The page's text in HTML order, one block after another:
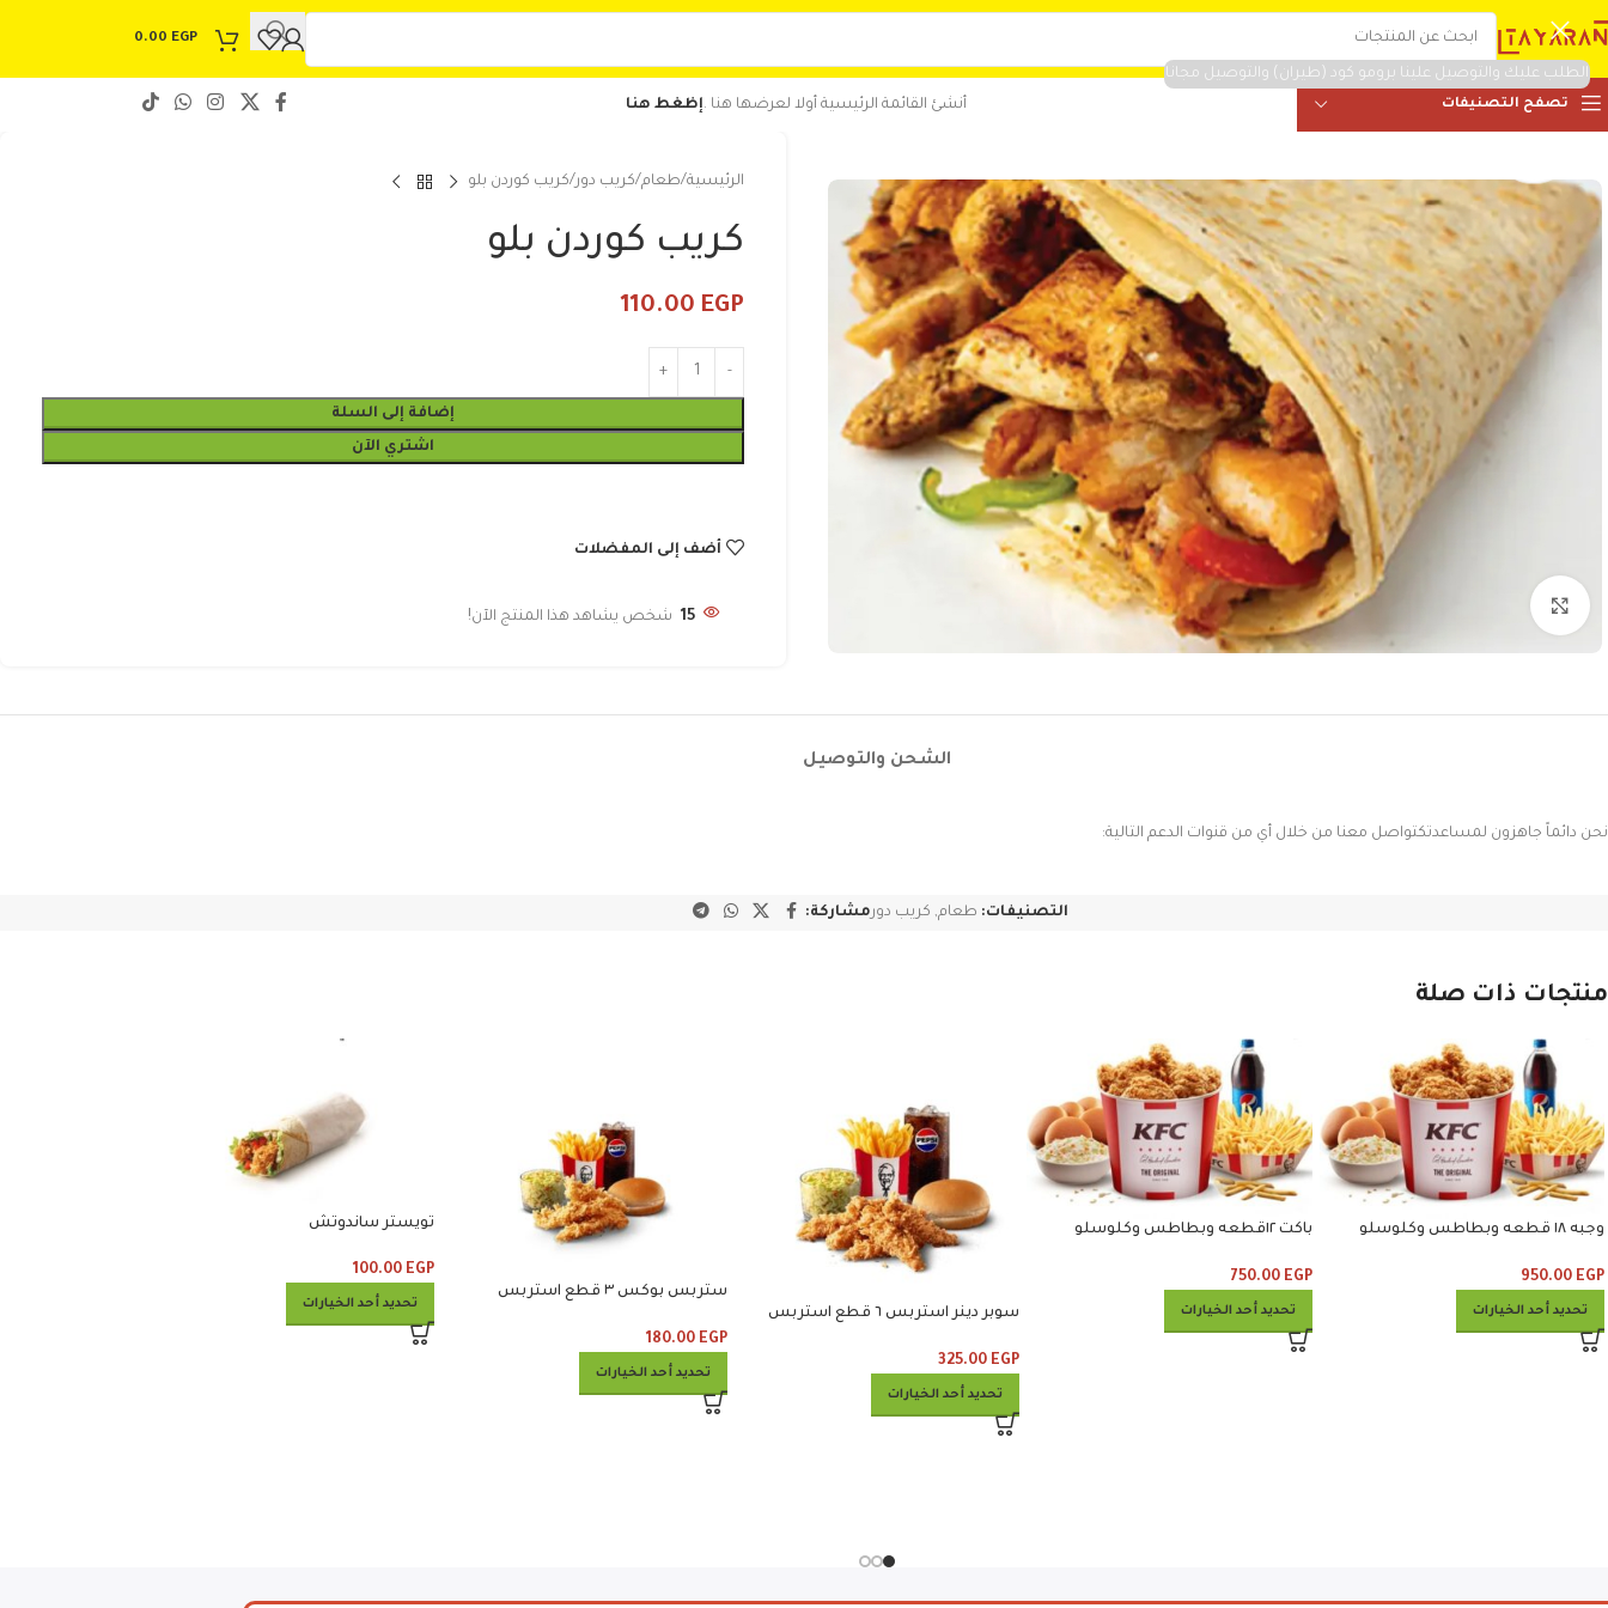
الطلب عليك والتوصيل علينا برومو كود (طيران) والتوصيل مجانا
0.00 EGP
تصفح التصنيفات أنشئ القائمة الرئيسية أولا لعرضها هنا .إظغط هنا
الرئيسية طعام كريب دور كريب كوردن بلو
كريب كوردن بلو
110.00 EGP
إضافة إلى السلة
اشتري الآن
أضف إلى المفضلات
15 شخص يشاهد هذا المنتج الآن!
الشحن والتوصيل
نحن دائماً جاهزون لمساعدتكتواصل معنا من خلال أي من قنوات الدعم التالية:
التصنيفات: طعام, كريب دورمشاركة:
منتجات ذات صلة
وجبه ١٨ قطعه وبطاطس وكلوسلو
950.00 EGP
تحديد أحد الخيارات
باكت ١٢قطعه وبطاطس وكلوسلو
750.00 EGP
تحديد أحد الخيارات
سوبر دينر استربس ٦ قطع استربس
325.00 EGP
تحديد أحد الخيارات
ستربس بوكس ٣ قطع استربس
180.00 EGP
تحديد أحد الخيارات
تويستر ساندوتش
100.00 EGP
تحديد أحد الخيارات